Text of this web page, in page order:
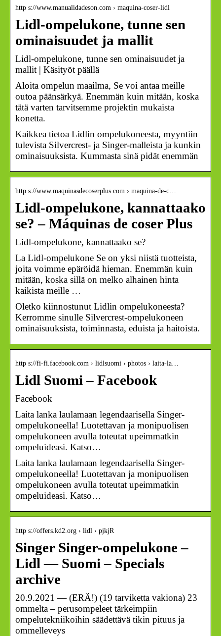
http s://www.manualidadeson.com › maquina-coser-lidl
Lidl-ompelukone, tunne sen
ominaisuudet ja mallit
Lidl-ompelukone, tunne sen ominaisuudet ja
mallit | Käsityöt päällä
Aloita ompelun maailma, Se voi antaa meille
outoa päänsärkyä. Enemmän kuin mitään, koska
tätä varten tarvitsemme projektin mukaista
konetta.
Kaikkea tietoa Lidlin ompelukoneesta, myyntiin
tulevista Silvercrest- ja Singer-malleista ja kunkin
ominaisuuksista. Kummasta sinä pidät enemmän
http s://www.maquinasdecoserplus.com › maquina-de-c…
Lidl-ompelukone, kannattaako
se? – Máquinas de coser Plus
Lidl-ompelukone, kannattaako se?
La Lidl-ompelukone Se on yksi niistä tuotteista,
joita voimme epäröidä hieman. Enemmän kuin
mitään, koska sillä on melko alhainen hinta
kaikista meille …
Oletko kiinnostunut Lidlin ompelukoneesta?
Kerromme sinulle Silvercrest-ompelukoneen
ominaisuuksista, toiminnasta, eduista ja haitoista.
http s://fi-fi.facebook.com › lidlsuomi › photos › laita-la…
Lidl Suomi – Facebook
Facebook
Laita lanka laulamaan legendaarisella Singer-
ompelukoneella! Luotettavan ja monipuolisen
ompelukoneen avulla toteutat upeimmatkin
ompeluideasi. Katso…
Laita lanka laulamaan legendaarisella Singer-
ompelukoneella! Luotettavan ja monipuolisen
ompelukoneen avulla toteutat upeimmatkin
ompeluideasi. Katso…
http s://offers.kd2.org › lidl › pjkjR
Singer Singer-ompelukone –
Lidl — Suomi – Specials
archive
20.9.2021 — (ERÄ!) (19 tarviketta vakiona) 23
ommelta – perusompeleet tärkeimpiin
ompelutekniikoihin säädettävä tikin pituus ja
ommelleveys